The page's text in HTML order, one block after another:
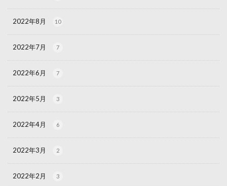
2022年8月 10
2022年7月 7
2022年6月 7
2022年5月 3
2022年4月 6
2022年3月 2
2022年2月 3